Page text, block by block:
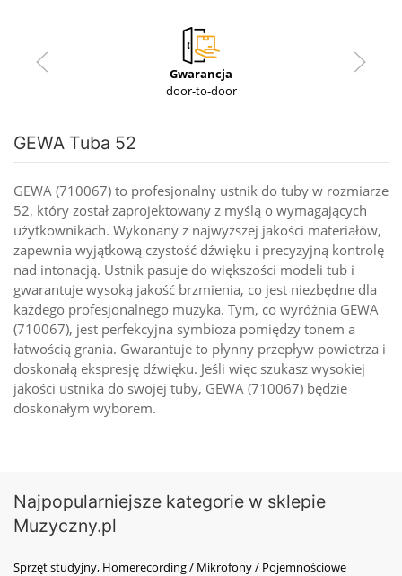
Gwarancja
door-to-door
GEWA Tuba 52
GEWA (710067) to profesjonalny ustnik do tuby w rozmiarze
52, który został zaprojektowany z myślą o wymagających
użytkownikach. Wykonany z najwyższej jakości materiałów,
zapewnia wyjątkową czystość dźwięku i precyzyjną kontrolę
nad intonacją. Ustnik pasuje do większości modeli tub i
gwarantuje wysoką jakość brzmienia, co jest niezbędne dla
każdego profesjonalnego muzyka. Tym, co wyróżnia GEWA
(710067), jest perfekcyjna symbioza pomiędzy tonem a
łatwością grania. Gwarantuje to płynny przepływ powietrza i
doskonałą ekspresję dźwięku. Jeśli więc szukasz wysokiej
jakości ustnika do swojej tuby, GEWA (710067) będzie
doskonałym wyborem.
Najpopularniejsze kategorie w sklepie
Muzyczny.pl
Sprzęt studyjny, Homerecording / Mikrofony / Pojemnościowe